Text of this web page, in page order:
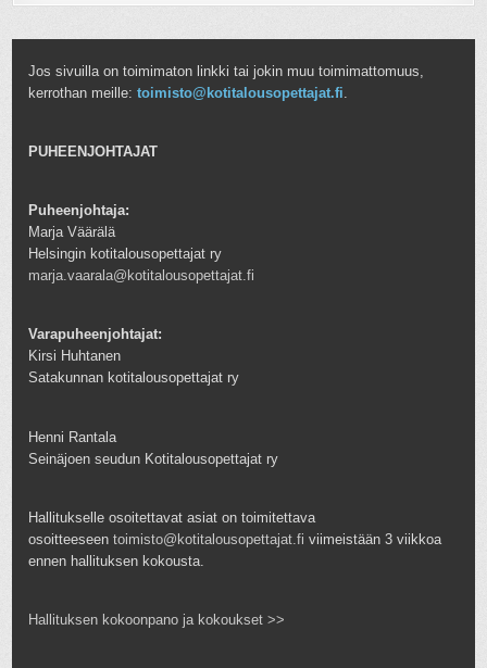
Jos sivuilla on toimimaton linkki tai jokin muu toimimattomuus,
kerrothan meille:toimisto@kotitalousopettajat.fi.
PUHEENJOHTAJAT
Puheenjohtaja:
Marja Väärälä
Helsingin kotitalousopettajat ry
marja.vaarala@kotitalousopettajat.fi
Varapuheenjohtajat:
Kirsi Huhtanen
Satakunnan kotitalousopettajat ry
Henni Rantala
Seinäjoen seudun Kotitalousopettajat ry
Hallitukselle osoitettavat asiat on toimitettava
osoitteeseentoimisto@kotitalousopettajat.fi viimeistään 3 viikkoa
ennen hallituksen kokousta.
Hallituksen kokoonpano ja kokoukset >>